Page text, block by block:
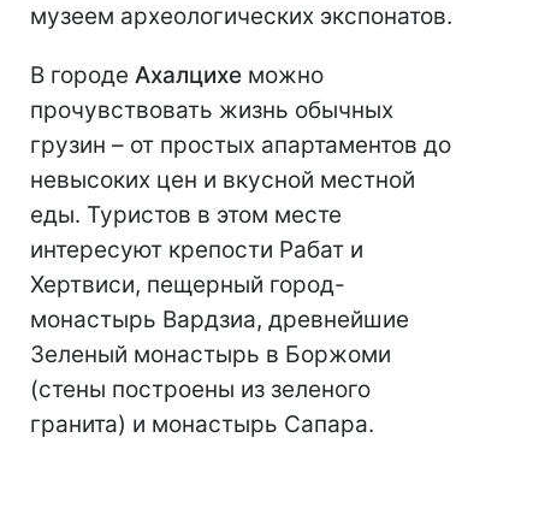
музеем археологических экспонатов.
В городе Ахалцихе можно
прочувствовать жизнь обычных
грузин – от простых апартаментов до
невысоких цен и вкусной местной
еды. Туристов в этом месте
интересуют крепости Рабат и
Хертвиси, пещерный город-
монастырь Вардзиа, древнейшие
Зеленый монастырь в Боржоми
(стены построены из зеленого
гранита) и монастырь Сапара.